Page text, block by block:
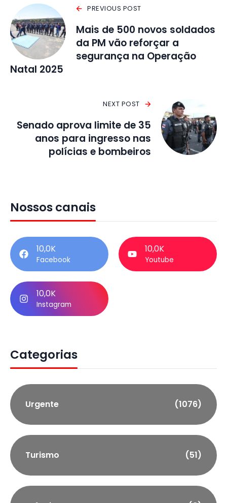
PREVIOUS POST
Mais de 500 novos soldados
da PM vão reforçar a
segurança na Operação
Natal 2025
NEXT POST
Senado aprova limite de 35
anos para ingresso nas
polícias e bombeiros
Nossos canais
10,0K
Facebook
10,0K
Youtube
10,0K
Instagram
Categorias
Urgente (1076)
Turismo (51)